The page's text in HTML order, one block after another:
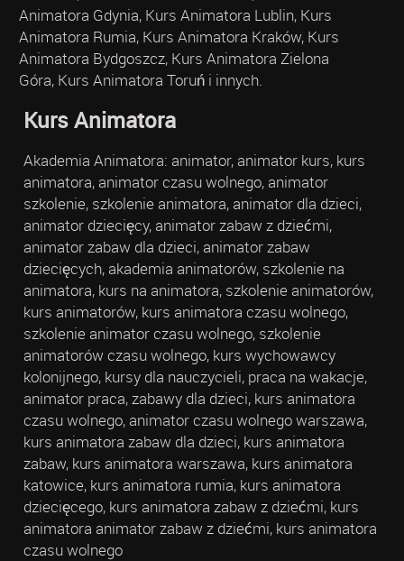
Animatora Gdynia, Kurs Animatora Lublin, Kurs
Animatora Rumia, Kurs Animatora Kraków, Kurs
Animatora Bydgoszcz, Kurs Animatora Zielona
Góra, Kurs Animatora Toruń i innych.
Kurs Animatora
Akademia Animatora: animator, animator kurs, kurs
animatora, animator czasu wolnego, animator
szkolenie, szkolenie animatora, animator dla dzieci,
animator dziecięcy, animator zabaw z dziećmi,
animator zabaw dla dzieci, animator zabaw
dziecięcych, akademia animatorów, szkolenie na
animatora, kurs na animatora, szkolenie animatorów,
kurs animatorów, kurs animatora czasu wolnego,
szkolenie animator czasu wolnego, szkolenie
animatorów czasu wolnego, kurs wychowawcy
kolonijnego, kursy dla nauczycieli, praca na wakacje,
animator praca, zabawy dla dzieci, kurs animatora
czasu wolnego, animator czasu wolnego warszawa,
kurs animatora zabaw dla dzieci, kurs animatora
zabaw, kurs animatora warszawa, kurs animatora
katowice, kurs animatora rumia, kurs animatora
dziecięcego, kurs animatora zabaw z dziećmi, kurs
animatora animator zabaw z dziećmi, kurs animatora
czasu wolnego